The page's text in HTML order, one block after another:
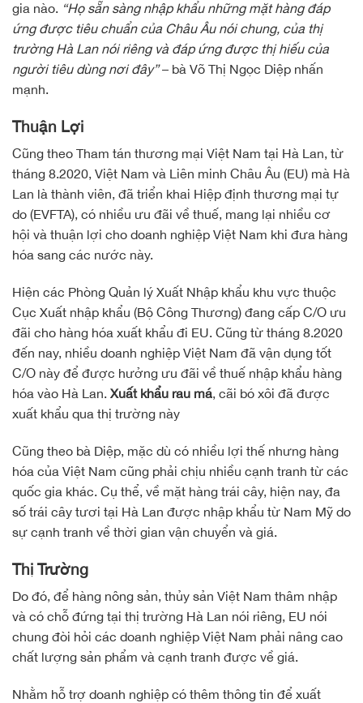
gia nào. “Họ sẵn sàng nhập khẩu những mặt hàng đáp
ứng được tiêu chuẩn của Châu Âu nói chung, của thị
trường Hà Lan nói riêng và đáp ứng được thị hiếu của
người tiêu dùng nơi đây”– bà Võ Thị Ngọc Diệp nhấn
mạnh.
Thuận Lợi
Cũng theo Tham tán thương mại Việt Nam tại Hà Lan, từ
tháng 8.2020, Việt Nam và Liên minh Châu Âu (EU) mà Hà
Lan là thành viên, đã triển khai Hiệp định thương mại tự
do (EVFTA), có nhiều ưu đãi về thuế, mang lại nhiều cơ
hội và thuận lợi cho doanh nghiệp Việt Nam khi đưa hàng
hóa sang các nước này.
Hiện các Phòng Quản lý Xuất Nhập khẩu khu vực thuộc
Cục Xuất nhập khẩu (Bộ Công Thương) đang cấp C/O ưu
đãi cho hàng hóa xuất khẩu đi EU. Cũng từ tháng 8.2020
đến nay, nhiều doanh nghiệp Việt Nam đã vận dụng tốt
C/O này để được hưởng ưu đãi về thuế nhập khẩu hàng
hóa vào Hà Lan. Xuất khẩu rau má, cãi bó xôi đã được
xuất khẩu qua thị trường này
Cũng theo bà Diệp, mặc dù có nhiều lợi thế nhưng hàng
hóa của Việt Nam cũng phải chịu nhiều cạnh tranh từ các
quốc gia khác. Cụ thể, về mặt hàng trái cây, hiện nay, đa
số trái cây tươi tại Hà Lan được nhập khẩu từ Nam Mỹ do
sự cạnh tranh về thời gian vận chuyển và giá.
Thị Trường
Do đó, để hàng nông sản, thủy sản Việt Nam thâm nhập
và có chỗ đứng tại thị trường Hà Lan nói riêng, EU nói
chung đòi hỏi các doanh nghiệp Việt Nam phải nâng cao
chất lượng sản phẩm và cạnh tranh được về giá.
Nhằm hỗ trợ doanh nghiệp có thêm thông tin để xuất